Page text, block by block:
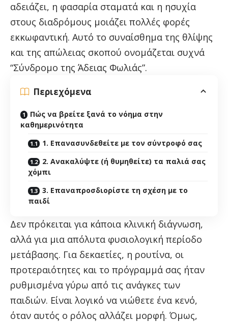
αδειάζει, η φασαρία σταματά και η ησυχία
στους διαδρόμους μοιάζει πολλές φορές
εκκωφαντική. Αυτό το συναίσθημα της θλίψης
και της απώλειας σκοπού ονομάζεται συχνά
“Σύνδρομο της Άδειας Φωλιάς”.
Περιεχόμενα
Πώς να βρείτε ξανά το νόημα στην
καθημερινότητα
1. Επανασυνδεθείτε με τον σύντροφό σας
2. Ανακαλύψτε (ή θυμηθείτε) τα παλιά σας
χόμπι
3. Επαναπροσδιορίστε τη σχέση με το
παιδί
Δεν πρόκειται για κάποια κλινική διάγνωση,
αλλά για μια απόλυτα φυσιολογική περίοδο
μετάβασης. Για δεκαετίες, η ρουτίνα, οι
προτεραιότητες και το πρόγραμμά σας ήταν
ρυθμισμένα γύρω από τις ανάγκες των
παιδιών. Είναι λογικό να νιώθετε ένα κενό,
όταν αυτός ο ρόλος αλλάζει μορφή. Όμως,